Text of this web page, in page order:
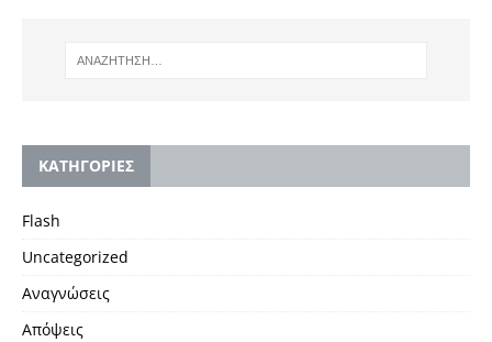
KΑΤΗΓΟΡΙΕΣ
Flash
Uncategorized
Αναγνώσεις
Απόψεις